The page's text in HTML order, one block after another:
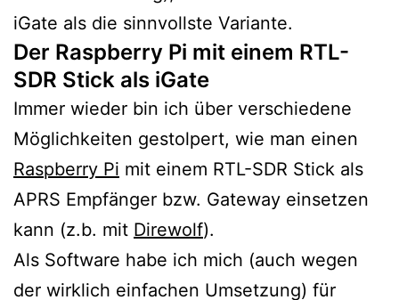
iGate als die sinnvollste Variante.
Der Raspberry Pi mit einem RTL-
SDR Stick als iGate
Immer wieder bin ich über verschiedene
Möglichkeiten gestolpert, wie man einen
Raspberry Pi mit einem RTL-SDR Stick als
APRS Empfänger bzw. Gateway einsetzen
kann (z.b. mit Direwolf).
Als Software habe ich mich (auch wegen
der wirklich einfachen Umsetzung) für